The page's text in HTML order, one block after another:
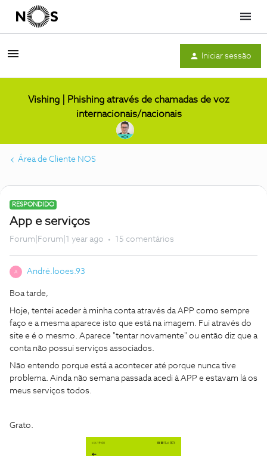
Menu
Iniciar sessão
Vishing | Phishing através de chamadas de voz
internacionais/nacionais
Área de Cliente NOS
RESPONDIDO
App e serviços
Forum|Forum|1 year ago 15 comentários
A André.looes.93
Boa tarde,
Hoje, tentei aceder à minha conta através da APP como sempre
faço e a mesma aparece isto que está na imagem. Fui através do
site e é o mesmo. Aparece "tentar novamente" ou então diz que a
conta não possui serviços associados.
Não entendo porque está a acontecer até porque nunca tive
problema. Ainda não semana passada acedi à APP e estavam lá os
meus serviços todos.
Grato.